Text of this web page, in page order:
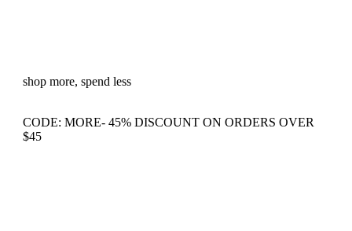
shop more, spend less
CODE: MORE- 45% DISCOUNT ON ORDERS OVER
$45